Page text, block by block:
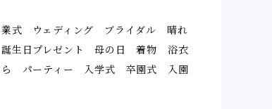
式 ウェディング ブライダル 晴れ
生日プレゼント 母の日 着物 浴衣
パーティー 入学式 卒園式 入園